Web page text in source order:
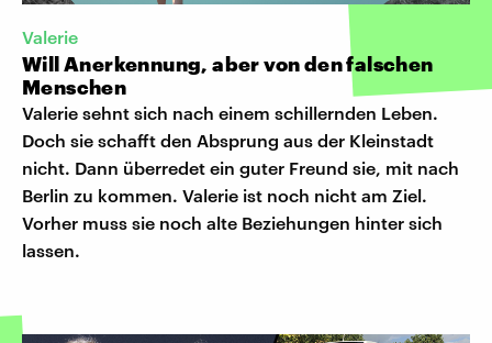
Valerie
Will Anerkennung, aber von den falschen
Menschen
Valerie sehnt sich nach einem schillernden Leben.
Doch sie schafft den Absprung aus der Kleinstadt
nicht. Dann überredet ein guter Freund sie, mit nach
Berlin zu kommen. Valerie ist noch nicht am Ziel.
Vorher muss sie noch alte Beziehungen hinter sich
lassen.